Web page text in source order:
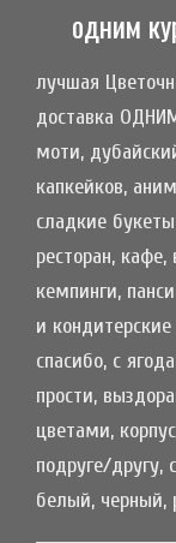
одним
лучшая
доставка
моти,
капкейков,
сладкие
ресторан,
кемпинги,
и
спасибо, с
прости,
цветами,
подруге/другу,
белый, черный,